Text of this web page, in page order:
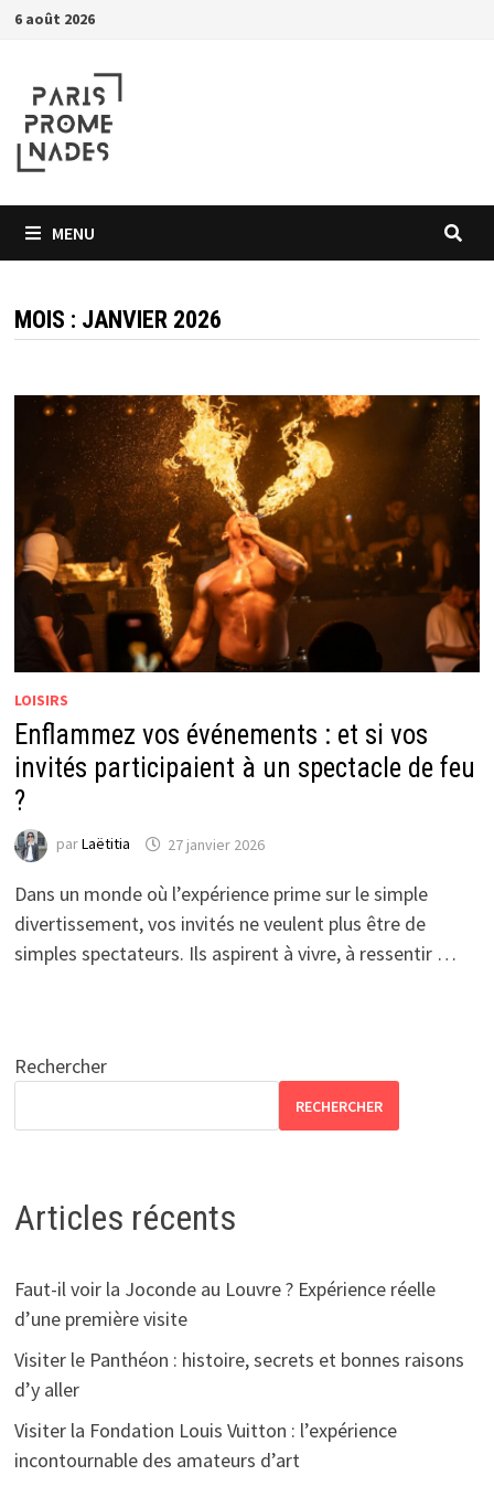
Passer
6 août 2026
MENU
MOIS : JANVIER 2026
LOISIRS
Enflammez vos événements : et si vos
invités participaient à un spectacle de feu
?
parLaëtitia 27 janvier 2026
Dans un monde où l’expérience prime sur le simple
divertissement, vos invités ne veulent plus être de
simples spectateurs. Ils aspirent à vivre, à ressentir …
Rechercher
RECHERCHER
Articles récents
Faut-il voir la Joconde au Louvre ? Expérience réelle
d’une première visite
Visiter le Panthéon : histoire, secrets et bonnes raisons
d’y aller
Visiter la Fondation Louis Vuitton : l’expérience
incontournable des amateurs d’art